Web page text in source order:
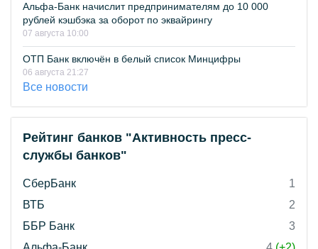
Альфа-Банк начислит предпринимателям до 10 000
рублей кэшбэка за оборот по эквайрингу
07 августа 10:00
ОТП Банк включён в белый список Минцифры
06 августа 21:27
Все новости
Рейтинг банков "Активность пресс-
службы банков"
СберБанк
1
ВТБ
2
ББР Банк
3